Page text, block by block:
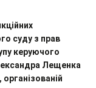
суду з прав
керуючого
Лещенка